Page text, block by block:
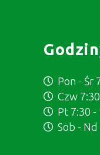
Pon - Śr
Czw
Pt 7:30 -
Sob -